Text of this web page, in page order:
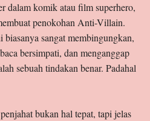
dalam komik atau film superhero,
penokohan Anti-Villain.
sangat membingungkan,
bersimpati, dan menganggap
sebuah tindakan benar. Padahal
bukan hal tepat, tapi jelas